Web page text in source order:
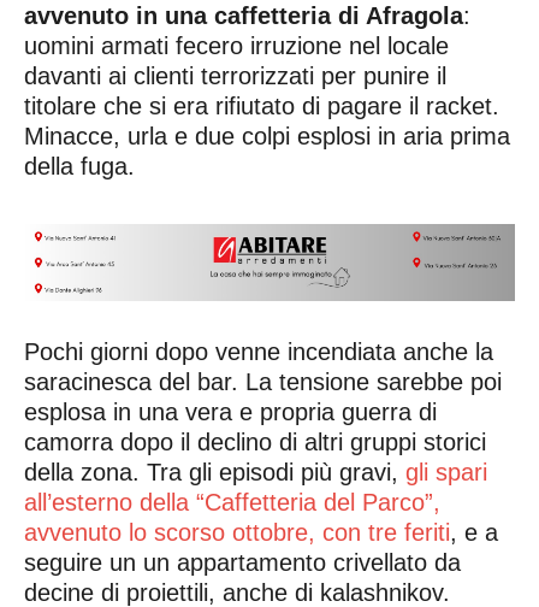
avvenuto in una caffetteria di Afragola:
uomini armati fecero irruzione nel locale
davanti ai clienti terrorizzati per punire il
titolare che si era rifiutato di pagare il racket.
Minacce, urla e due colpi esplosi in aria prima
della fuga.
Pochi giorni dopo venne incendiata anche la
saracinesca del bar. La tensione sarebbe poi
esplosa in una vera e propria guerra di
camorra dopo il declino di altri gruppi storici
della zona. Tra gli episodi più gravi, gli spari
all’esterno della “Caffetteria del Parco”,
avvenuto lo scorso ottobre, con tre feriti, e a
seguire un un appartamento crivellato da
decine di proiettili, anche di kalashnikov.